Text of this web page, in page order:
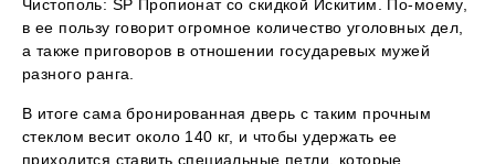
Чистополь: SP Пропионат со скидкой Искитим. По-моему,
в ее пользу говорит огромное количество уголовных дел,
а также приговоров в отношении государевых мужей
разного ранга.
В итоге сама бронированная дверь с таким прочным
стеклом весит около 140 кг, и чтобы удержать ее
приходится ставить специальные петли, которые